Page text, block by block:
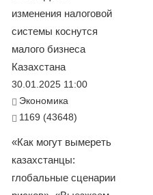
изменения налоговой
системы коснутся
малого бизнеса
Казахстана
30.01.2025 11:00
Экономика
1169 (43648)
«Как могут вымереть
казахстанцы:
глобальные сценарии